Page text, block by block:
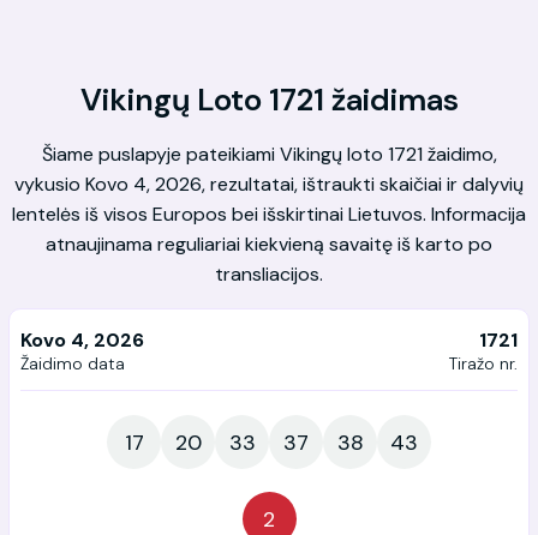
Vikingų Loto 1721 žaidimas
Šiame puslapyje pateikiami Vikingų loto 1721 žaidimo,
vykusio Kovo 4, 2026, rezultatai, ištraukti skaičiai ir dalyvių
lentelės iš visos Europos bei išskirtinai Lietuvos. Informacija
atnaujinama reguliariai kiekvieną savaitę iš karto po
transliacijos.
Kovo 4, 2026
Žaidimo data
1721
Tiražo nr.
17 20 33 37 38 43
2